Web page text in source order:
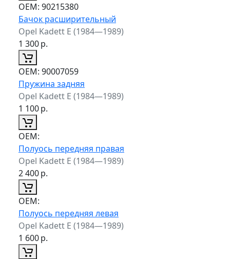
ОЕМ: 90215380
Бачок расширительный
Opel Kadett E (1984—1989)
1 300р.
ОЕМ: 90007059
Пружина задняя
Opel Kadett E (1984—1989)
1 100р.
ОЕМ:
Полуось передняя правая
Opel Kadett E (1984—1989)
2 400р.
ОЕМ:
Полуось передняя левая
Opel Kadett E (1984—1989)
1 600р.